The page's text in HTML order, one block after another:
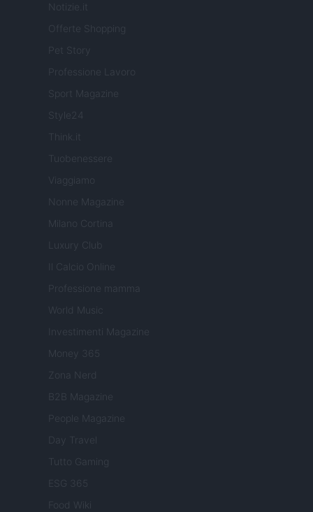
Notizie.it
Offerte Shopping
Professione Lavoro
Sport Magazine
Style24
Think.it
Tuobenessere
Viaggiamo
Nonne Magazine
Milano Cortina
Luxury Club
Il Calcio Online
Professione mamma
World Music
Investimenti Magazine
Money 365
Zona Nerd
B2B Magazine
People Magazine
Day Travel
Tutto Gaming
ESG 365
Food Wiki